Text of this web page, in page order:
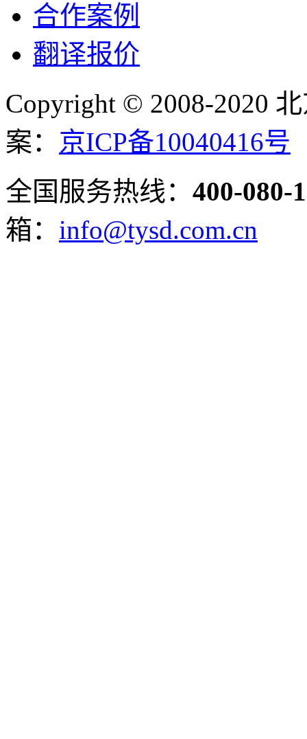
合作案例
翻译报价
Copyright © 2008-2020
案： 京ICP备10040416号
全国服务热线： 400-080-
箱： info@tysd.com.cn